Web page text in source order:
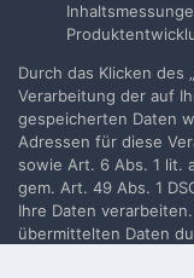
Du hast bereits
Durch das Klicken des
Verarbeitung der auf
gespeicherten Daten
Adressen für diese
sowie Art. 6 Abs. 1 lit.
gem. Art. 49 Abs. 1
Ihre Daten
übermittelten Daten